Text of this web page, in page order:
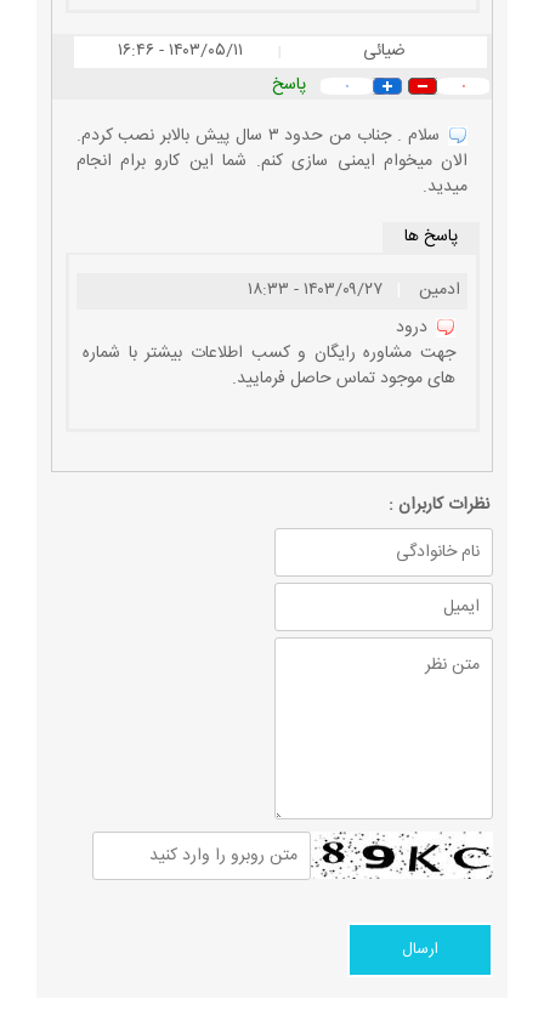
ضیائی | ۱۴۰۳/۰۵/۱۱ - ۱۶:۴۶
۰ ۰
پاسخ
سلام . جناب من حدود ۳ سال پیش بالابر نصب کردم.
الان میخوام ایمنی سازی کنم. شما این کارو برام انجام
میدید.
پاسخ ها
ادمین
۱۴۰۳/۰۹/۲۷ - ۱۸:۳۳
درود
جهت مشاوره رایگان و کسب اطلاعات بیشتر با شماره
های موجود تماس حاصل فرمایید.
نظرات كاربران :